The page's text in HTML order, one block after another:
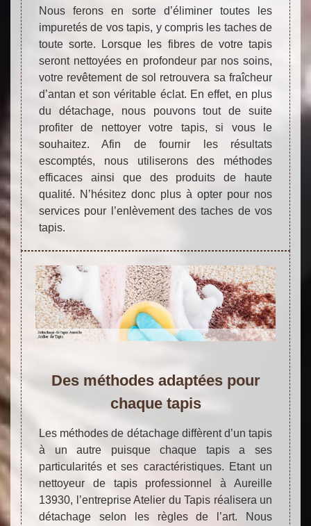
Nous ferons en sorte d’éliminer toutes les
impuretés de vos tapis, y compris les taches de
toute sorte. Lorsque les fibres de votre tapis
seront nettoyées en profondeur par nos soins,
votre revêtement de sol retrouvera sa fraîcheur
d’antan et son véritable éclat. En effet, en plus
du détachage, nous pouvons tout de suite
profiter de nettoyer votre tapis, si vous le
souhaitez. Afin de fournir les résultats
escomptés, nous utiliserons des méthodes
efficaces ainsi que des produits de haute
qualité. N’hésitez donc plus à opter pour nos
services pour l’enlèvement des taches de vos
tapis.
Des méthodes adaptées pour
chaque tapis
Les méthodes de détachage diffèrent d’un tapis
à un autre puisque chaque tapis a ses
particularités et ses caractéristiques. Etant un
nettoyeur de tapis professionnel à Aureille
13930, l’entreprise Atelier du Tapis réalisera un
détachage selon les règles de l’art. Nous